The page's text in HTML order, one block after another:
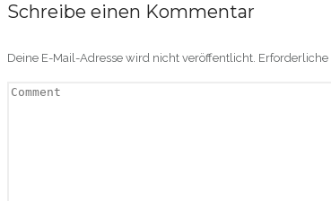
Schreibe einen Kommentar
Deine E-Mail-Adresse wird nicht veröffentlicht.